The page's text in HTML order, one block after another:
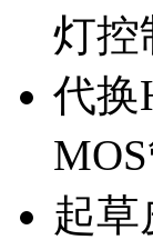
灯控
代换
起草